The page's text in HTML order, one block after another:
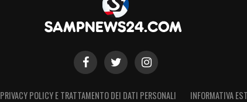
PRIVACY POLICY E TRATTAMENTO DEI DATI PERSONALI INFORMATIVA